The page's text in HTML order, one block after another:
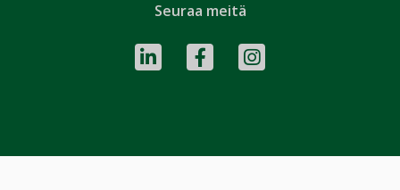
Seuraa meitä